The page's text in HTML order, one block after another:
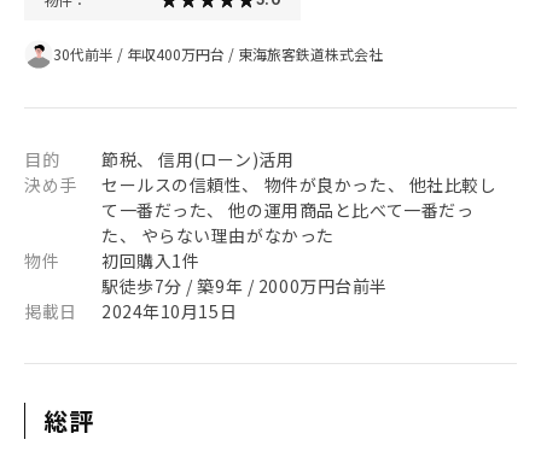
30代前半 / 年収400万円台 / 東海旅客鉄道株式会社
目的
節税、 信用(ローン)活用
決め手
セールスの信頼性、 物件が良かった、 他社比較し
て一番だった、 他の運用商品と比べて一番だっ
た、 やらない理由がなかった
物件
初回購入1件
駅徒歩7分 / 築9年 / 2000万円台前半
掲載日
2024年10月15日
総評